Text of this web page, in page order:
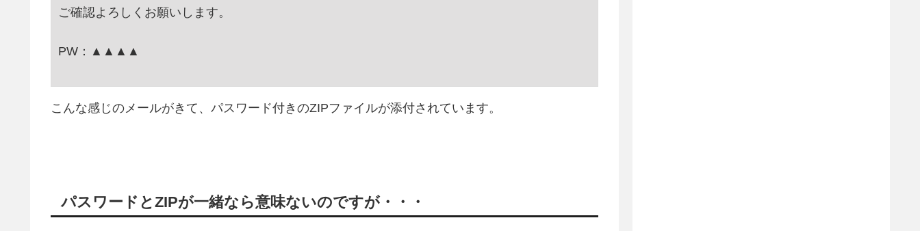
ご確認よろしくお願いします。
PW：▲▲▲▲
こんな感じのメールがきて、パスワード付きのZIPファイルが添付されています。
パスワードとZIPが一緒なら意味ないのですが・・・